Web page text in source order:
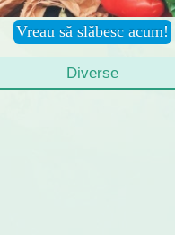
Diverse